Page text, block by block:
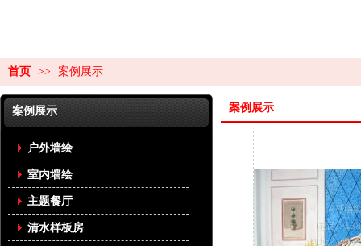
首页 >> 案例展示
案例展示
户外墙绘
室内墙绘
主题餐厅
清水样板房
案例展示